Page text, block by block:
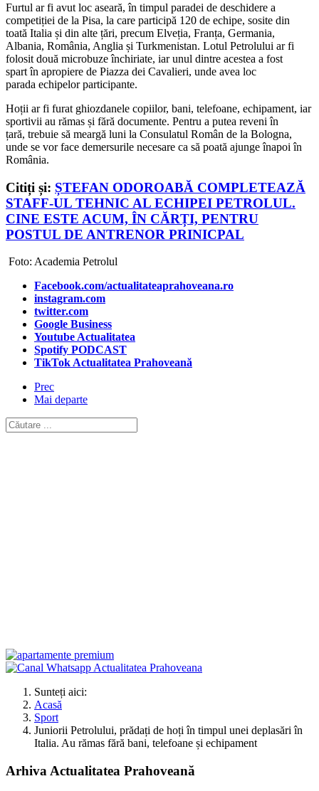
Furtul ar fi avut loc aseară, în timpul paradei de deschidere a
competiției de la Pisa, la care participă 120 de echipe, sosite din
toată Italia și din alte țări, precum Elveția, Franța, Germania,
Albania, România, Anglia și Turkmenistan. Lotul Petrolului ar fi
folosit două microbuze închiriate, iar unul dintre acestea a fost
spart în apropiere de Piazza dei Cavalieri, unde avea loc
parada echipelor participante.
Hoții ar fi furat ghiozdanele copiilor, bani, telefoane, echipament, iar
sportivii au rămas și fără documente. Pentru a putea reveni în
țară, trebuie să meargă luni la Consulatul Român de la Bologna,
unde se vor face demersurile necesare ca să poată ajunge înapoi în
România.
Citiți și: ȘTEFAN ODOROABĂ COMPLETEAZĂ
STAFF-UL TEHNIC AL ECHIPEI PETROLUL.
CINE ESTE ACUM, ÎN CĂRȚI, PENTRU
POSTUL DE ANTRENOR PRINICPAL
Foto: Academia Petrolul
Facebook.com/actualitateaprahoveana.ro
instagram.com
twitter.com
Google Business
Youtube Actualitatea
Spotify PODCAST
TikTok Actualitatea Prahoveană
Prec
Mai departe
Sunteți aici:
Acasă
Sport
Juniorii Petrolului, prădați de hoți în timpul unei deplasări în
Italia. Au rămas fără bani, telefoane și echipament
Arhiva Actualitatea Prahoveană